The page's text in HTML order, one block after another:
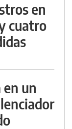
en
cuatro
un